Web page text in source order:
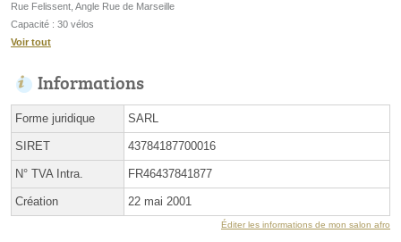
Rue Felissent, Angle Rue de Marseille
Capacité : 30 vélos
Voir tout
Informations
Forme juridique SARL
SIRET 43784187700016
N° TVA Intra. FR46437841877
Création 22 mai 2001
Éditer les informations de mon salon afro